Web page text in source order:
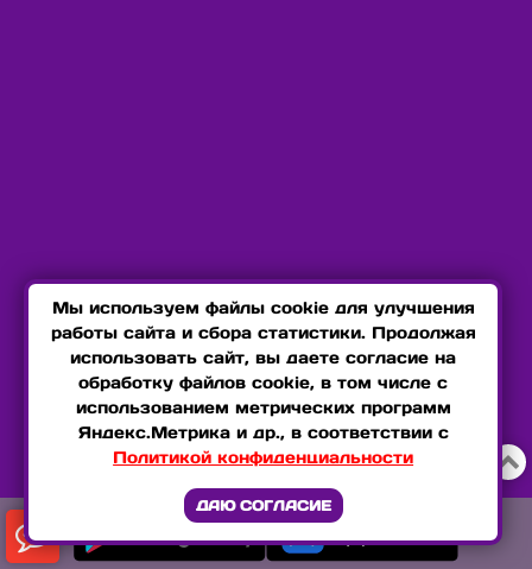

Мы используем файлы cookie для улучшения
работы сайта и сбора статистики. Продолжая
использовать сайт, вы даете согласие на
обработку файлов cookie, в том числе с
использованием метрических программ
Яндекс.Метрика и др., в соответствии с
Политикой конфиденциальности
ДАЮ СОГЛАСИЕ
